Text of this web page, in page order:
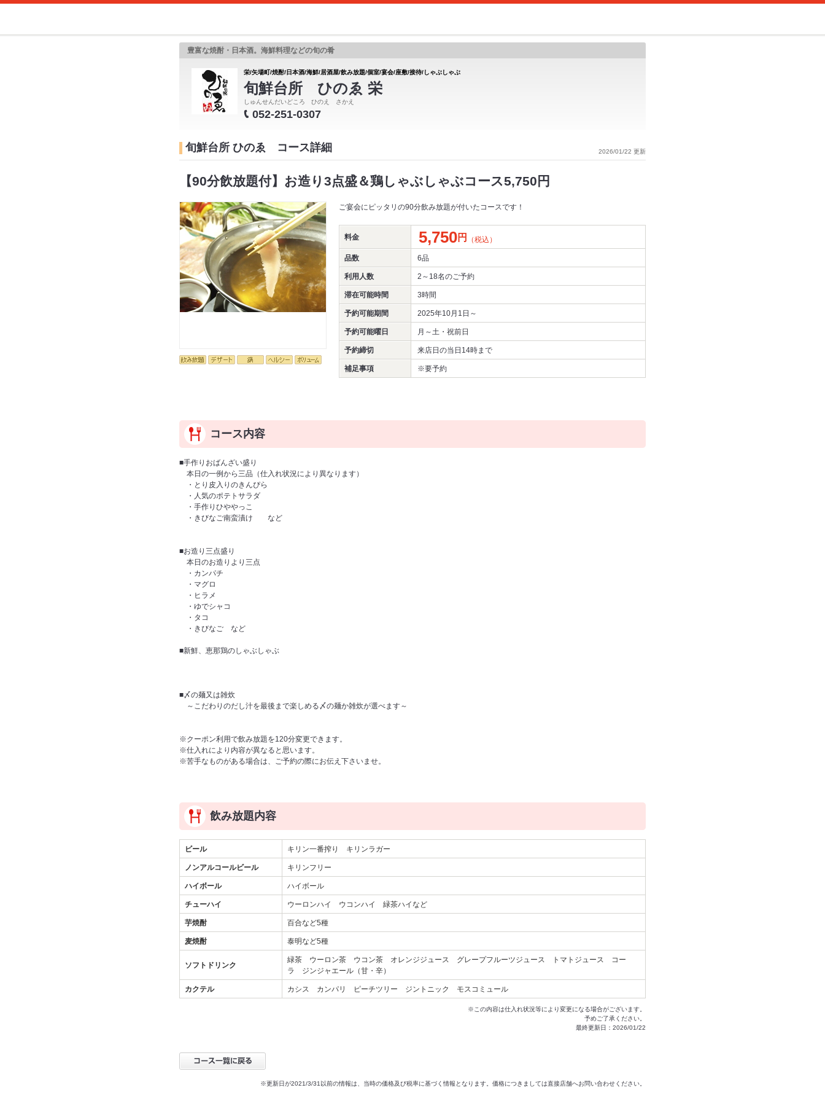
豊富な焼酎・日本酒。海鮮料理などの旬の肴
栄/矢場町/焼酎/日本酒/海鮮/居酒屋/飲み放題/個室/宴会/座敷/接待/しゃぶしゃぶ
旬鮮台所 ひのゑ 栄
しゅんせんだいどころ ひのえ さかえ
052-251-0307
2026/01/22 更新
旬鮮台所 ひのゑ コース詳細
【90分飲放題付】お造り3点盛＆鶏しゃぶしゃぶコース5,750円
ご宴会にピッタリの90分飲み放題が付いたコースです！
料金 5,750円 （税込）
品数 6品
利用人数 2～18名のご予約
滞在可能時間 3時間
予約可能期間 2025年10月1日～
予約可能曜日 月～土・祝前日
予約締切 来店日の当日14時まで
補足事項 ※要予約
コース内容
■手作りおばんざい盛り
本日の一例から三品（仕入れ状況により異なります）
・とり皮入りのきんぴら
・人気のポテトサラダ
・手作りひややっこ
・きびなご南蛮漬け など
■お造り三点盛り
本日のお造りより三点
・カンパチ
・マグロ
・ヒラメ
・ゆでシャコ
・タコ
・きびなご など
■新鮮、恵那鶏のしゃぶしゃぶ
■〆の麺又は雑炊
～こだわりのだし汁を最後まで楽しめる〆の麺か雑炊が選べます～
※クーポン利用で飲み放題を120分変更できます。
※仕入れにより内容が異なると思います。
※苦手なものがある場合は、ご予約の際にお伝え下さいませ。
飲み放題内容
ビール キリン一番搾り キリンラガー
ノンアルコールビール キリンフリー
ハイボール ハイボール
チューハイ ウーロンハイ ウコンハイ 緑茶ハイなど
芋焼酎 百合など5種
麦焼酎 泰明など5種
ソフトドリンク
緑茶 ウーロン茶 ウコン茶 オレンジジュース グレープフルーツジュース トマトジュース コー
ラ ジンジャエール（甘・辛）
カクテル カシス カンパリ ピーチツリー ジントニック モスコミュール
※この内容は仕入れ状況等により変更になる場合がございます。
予めご了承ください。
最終更新日：2026/01/22
※更新日が2021/3/31以前の情報は、当時の価格及び税率に基づく情報となります。価格につきましては直接店舗へお問い合わせください。